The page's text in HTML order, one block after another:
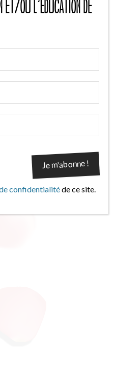
et/ou l'éducation de
confidentialitéde ce site.